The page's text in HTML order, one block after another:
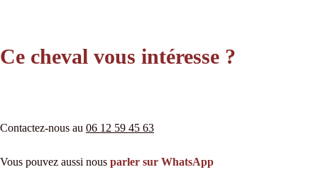
Ce cheval vous intéresse ?
Contactez-nous au 06 12 59 45 63
Vous pouvez aussi nous parler sur WhatsApp